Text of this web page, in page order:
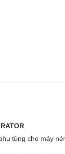
tùng cho máy